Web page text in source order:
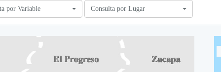
por Variable Consulta por Lugar